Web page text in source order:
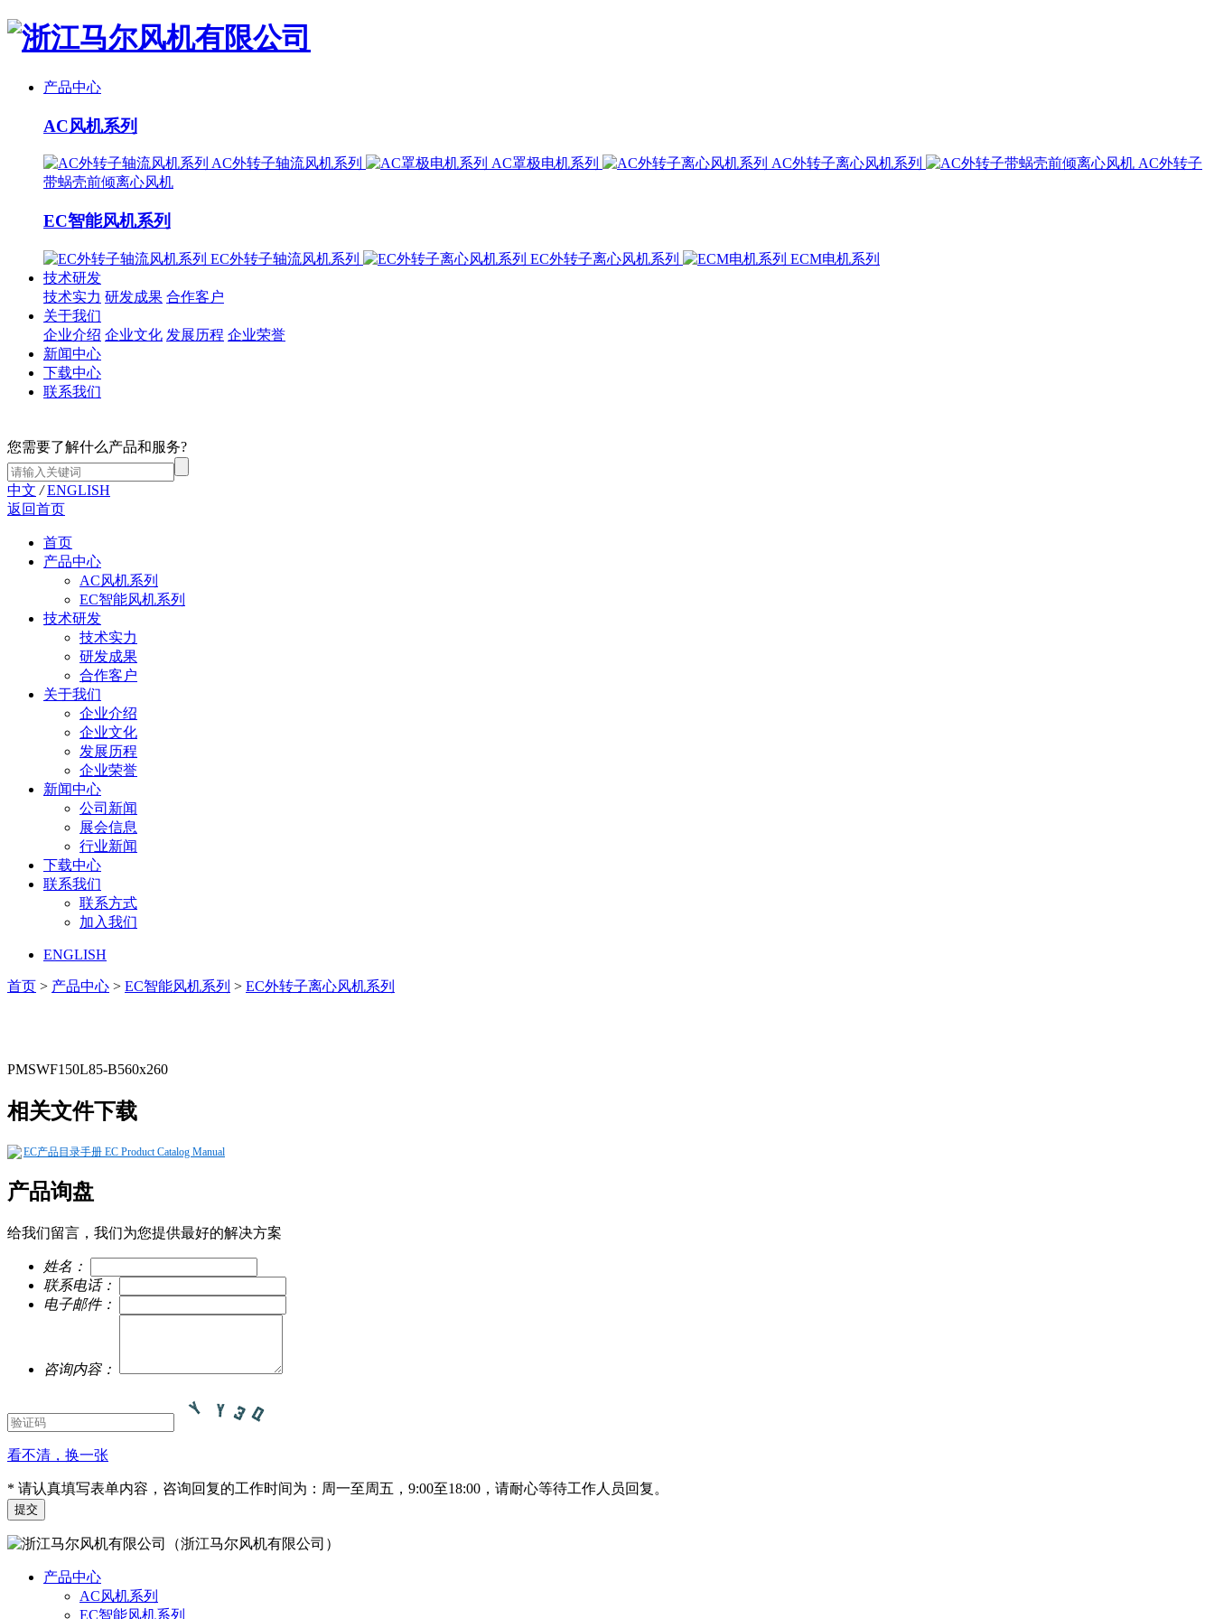
产品中心
AC风机系列
AC外转子轴流风机系列 AC罩极电机系列 AC外转子离心风机系列
AC外转子
带蜗壳前倾离心风机
EC智能风机系列
EC外转子轴流风机系列 EC外转子离心风机系列
ECM电机系列
技术研发
技术实力 研发成果 合作客户
关于我们
企业介绍 企业文化 发展历程 企业荣誉
新闻中心
下载中心
联系我们
您需要了解什么产品和服务?
中文 / ENGLISH
返回首页
首页
产品中心
AC风机系列
EC智能风机系列
技术研发
技术实力
研发成果
合作客户
关于我们
企业介绍
企业文化
发展历程
企业荣誉
新闻中心
公司新闻
展会信息
行业新闻
下载中心
联系我们
联系方式
加入我们
ENGLISH
首页 > 产品中心 > EC智能风机系列 > EC外转子离心风机系列
PMSWF150L85-B560x260
相关文件下载
EC产品目录手册 EC Product Catalog Manual
产品询盘
给我们留言，我们为您提供最好的解决方案
姓名：
联系电话：
电子邮件：
咨询内容：
看不清，换一张
* 请认真填写表单内容，咨询回复的工作时间为：周一至周五，9:00至18:00，请耐心等待工作人员回复。
（浙江马尔风机有限公司）
产品中心
AC风机系列
EC智能风机系列